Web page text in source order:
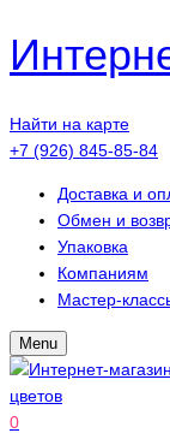
Найти на карте
+7 (926) 845-85-84
Доставка и
Обмен и
Упаковка
Компаниям
Мастер-
Menu
0